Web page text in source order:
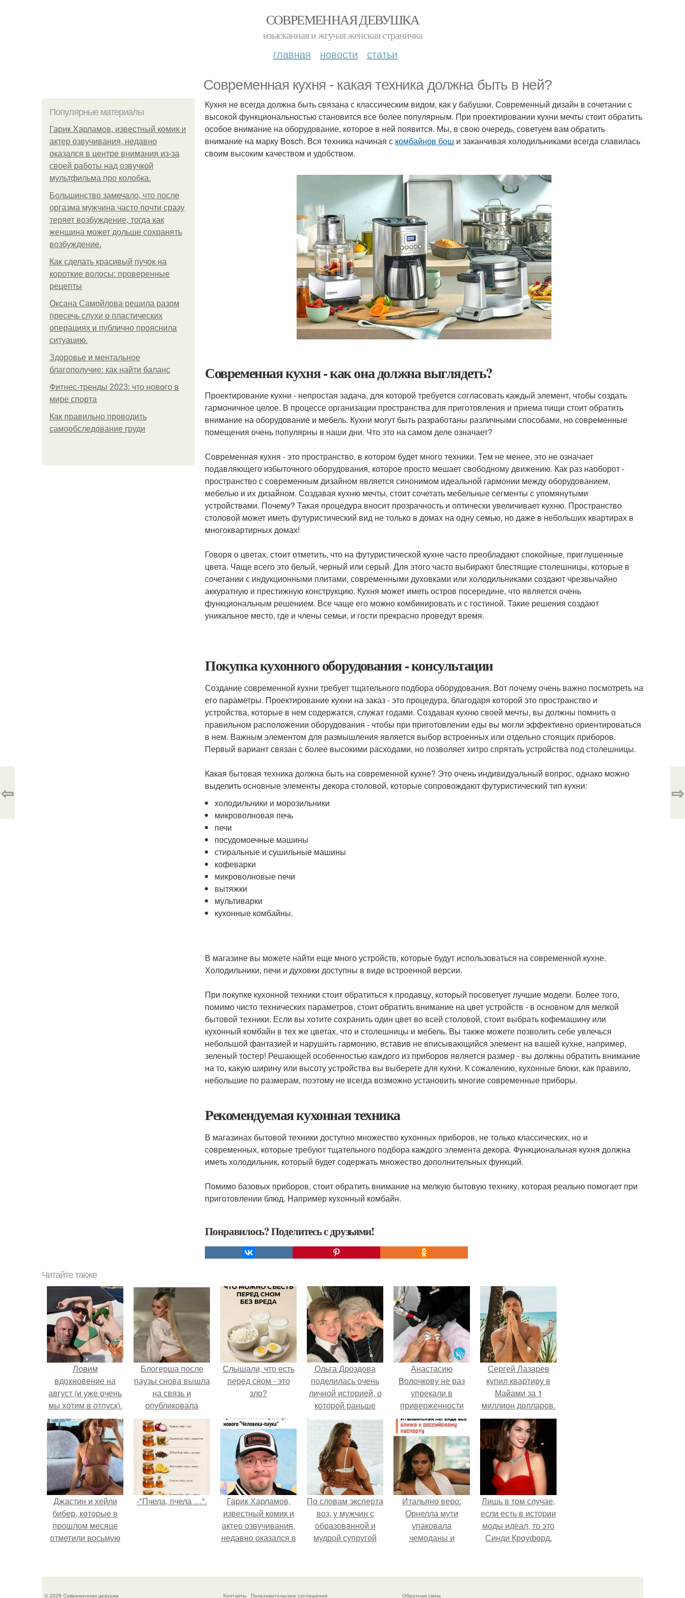
СОВРЕМЕННАЯ ДЕВУШКА
изысканная и жгучая женская страничка
главная новости статьи
Современная кухня - какая техника должна быть в ней?
Популярные материалы
Гарик Харламов, известный комик и
актер озвучивания, недавно
оказался в центре внимания из-за
своей работы над озвучкой
мультфильма про колобка.
Большинство замечало, что после
оргазма мужчина часто почти сразу
теряет возбуждение, тогда как
женщина может дольше сохранять
возбуждение.
Как сделать красивый пучок на
короткие волосы: проверенные
рецепты
Оксана Самойлова решила разом
пресечь слухи о пластических
операциях и публично прояснила
ситуацию.
Здоровье и ментальное
благополучие: как найти баланс
Фитнес-тренды 2023: что нового в
мире спорта
Как правильно проводить
самообследование груди
Кухня не всегда должна быть связана с классическим видом, как у бабушки. Современный дизайн в сочетании с
высокой функциональностью становится все более популярным. При проектировании кухни мечты стоит обратить
особое внимание на оборудование, которое в ней появится. Мы, в свою очередь, советуем вам обратить
внимание на марку Bosch. Вся техника начиная с комбайнов бош и заканчивая холодильниками всегда славилась
своим высоким качеством и удобством.
Современная кухня - как она должна выглядеть?
Проектирование кухни - непростая задача, для которой требуется согласовать каждый элемент, чтобы создать
гармоничное целое. В процессе организации пространства для приготовления и приема пищи стоит обратить
внимание на оборудование и мебель. Кухни могут быть разработаны различными способами, но современные
помещения очень популярны в наши дни. Что это на самом деле означает?
Современная кухня - это пространство, в котором будет много техники. Тем не менее, это не означает
подавляющего избыточного оборудования, которое просто мешает свободному движению. Как раз наоборот -
пространство с современным дизайном является синонимом идеальной гармонии между оборудованием,
мебелью и их дизайном. Создавая кухню мечты, стоит сочетать мебельные сегменты с упомянутыми
устройствами. Почему? Такая процедура вносит прозрачность и оптически увеличивает кухню. Пространство
столовой может иметь футуристический вид не только в домах на одну семью, но даже в небольших квартирах в
многоквартирных домах!
Говоря о цветах, стоит отметить, что на футуристической кухне часто преобладают спокойные, приглушенные
цвета. Чаще всего это белый, черный или серый. Для этого часто выбирают блестящие столешницы, которые в
сочетании с индукционными плитами, современными духовками или холодильниками создают чрезвычайно
аккуратную и престижную конструкцию. Кухня может иметь остров посередине, что является очень
функциональным решением. Все чаще его можно комбинировать и с гостиной. Такие решения создают
уникальное место, где и члены семьи, и гости прекрасно проведут время.
Покупка кухонного оборудования - консультации
Создание современной кухни требует тщательного подбора оборудования. Вот почему очень важно посмотреть на
его параметры. Проектирование кухни на заказ - это процедура, благодаря которой это пространство и
устройства, которые в нем содержатся, служат годами. Создавая кухню своей мечты, вы должны помнить о
правильном расположении оборудования - чтобы при приготовлении еды вы могли эффективно ориентироваться
в нем. Важным элементом для размышления является выбор встроенных или отдельно стоящих приборов.
Первый вариант связан с более высокими расходами, но позволяет хитро спрятать устройства под столешницы.
Какая бытовая техника должна быть на современной кухне? Это очень индивидуальный вопрос, однако можно
выделить основные элементы декора столовой, которые сопровождают футуристический тип кухни:
холодильники и морозильники
микроволновая печь
печи
посудомоечные машины
стиральные и сушильные машины
кофеварки
микроволновые печи
вытяжки
мультиварки
кухонные комбайны.
В магазине вы можете найти еще много устройств, которые будут использоваться на современной кухне.
Холодильники, печи и духовки доступны в виде встроенной версии.
При покупке кухонной техники стоит обратиться к продавцу, который посоветует лучшие модели. Более того,
помимо чисто технических параметров, стоит обратить внимание на цвет устройств - в основном для мелкой
бытовой техники. Если вы хотите сохранить один цвет во всей столовой, стоит выбрать кофемашину или
кухонный комбайн в тех же цветах, что и столешницы и мебель. Вы также можете позволить себе увлечься
небольшой фантазией и нарушить гармонию, вставив не вписывающийся элемент на вашей кухне, например,
зеленый тостер! Решающей особенностью каждого из приборов является размер - вы должны обратить внимание
на то, какую ширину или высоту устройства вы выберете для кухни. К сожалению, кухонные блоки, как правило,
небольшие по размерам, поэтому не всегда возможно установить многие современные приборы.
Рекомендуемая кухонная техника
В магазинах бытовой техники доступно множество кухонных приборов, не только классических, но и
современных, которые требуют тщательного подбора каждого элемента декора. Функциональная кухня должна
иметь холодильник, который будет содержать множество дополнительных функций.
Помимо базовых приборов, стоит обратить внимание на мелкую бытовую технику, которая реально помогает при
приготовлении блюд. Например кухонный комбайн.
Понравилось? Поделитесь с друзьями!
⇦ ⇨
Читайте также
Ловим
вдохновение на
август (и уже очень
мы хотим в отпуск).
Блогерша после
паузы снова вышла
на связь и
опубликовала
свежую серию
кадров из спальни.
Слышали, что есть
перед сном - это
зло?
Ольга Дроздова
поделилась очень
личной историей, о
которой раньше
почти не говорила.
Анастасию
Волочкову не раз
упрекали в
приверженности
устаревшим бьюти -
процедурам.
Сергей Лазарев
купил квартиру в
Майами за 1
миллион долларов.
Джастин и хейли
бибер, которые в
прошлом месяце
отметили восьмую
новые фото с
-"Пчела, пчела …".
Гарик Харламов,
известный комик и
актер озвучивания,
недавно оказался в
над озвучкой
По словам эксперта
воз, у мужчин с
образованной и
мудрой супругой
смерти якобы на
Итальяно веро:
Орнелла мути
упаковала
чемоданы и
красным
Лишь в том случае,
если есть в истории
моды идеал, то это
Синди Кроуфорд.
© 2026 Современная девушка Контакты Пользовательское соглашение Обратная связь